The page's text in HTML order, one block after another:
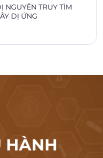
NGUYÊN TRUY TÌM
DỊ ỨNG
HÀNH